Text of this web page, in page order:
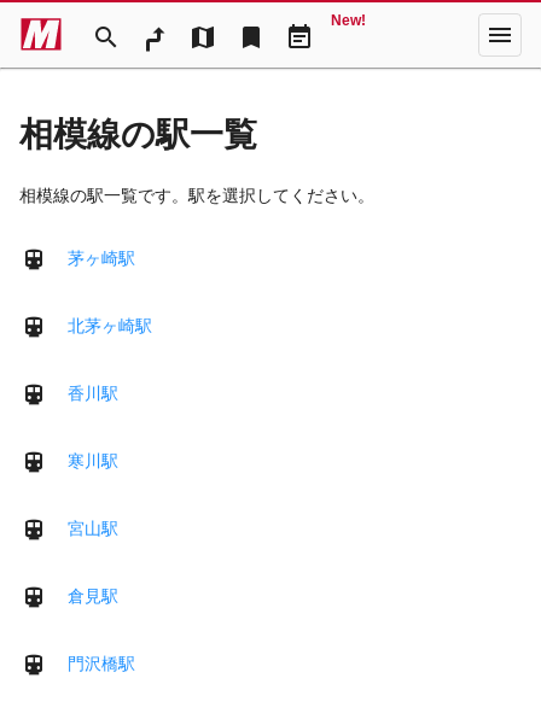
search map bookmark event_note
New! menu
相模線の駅一覧
相模線の駅一覧です。駅を選択してください。
茅ヶ崎駅
北茅ヶ崎駅
香川駅
寒川駅
宮山駅
倉見駅
門沢橋駅